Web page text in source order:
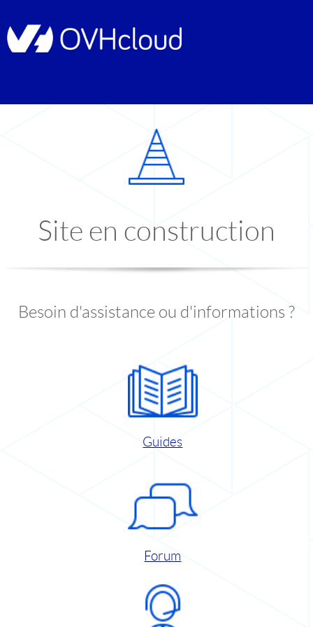
Site en construction
Besoin d'assistance ou d'informations ?
Guides
Forum